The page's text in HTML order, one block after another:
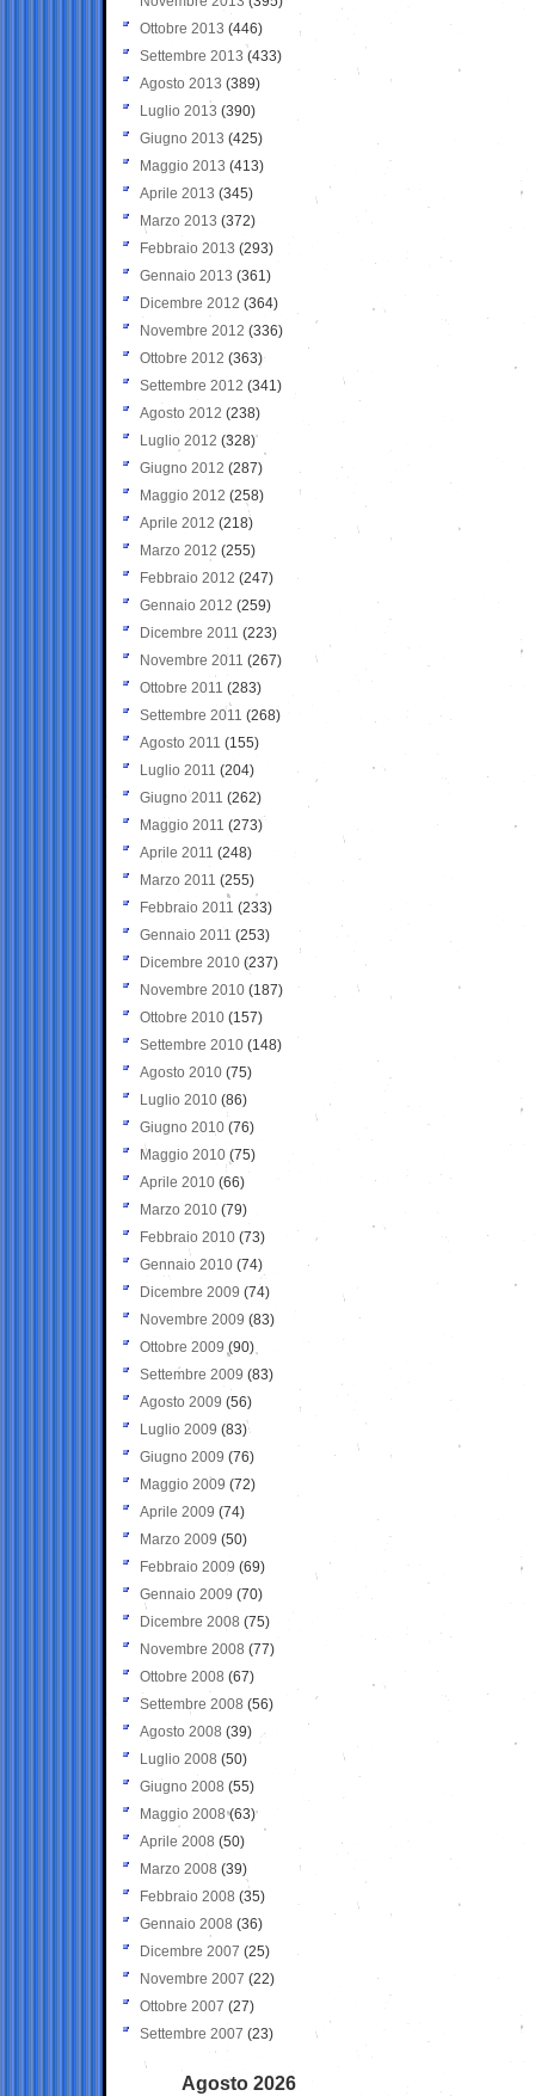
Ottobre 2013 (446)
Settembre 2013 (433)
Agosto 2013 (389)
Luglio 2013 (390)
Giugno 2013 (425)
Maggio 2013 (413)
Aprile 2013 (345)
Marzo 2013 (372)
Febbraio 2013 (293)
Gennaio 2013 (361)
Dicembre 2012 (364)
Novembre 2012 (336)
Ottobre 2012 (363)
Settembre 2012 (341)
Agosto 2012 (238)
Luglio 2012 (328)
Giugno 2012 (287)
Maggio 2012 (258)
Aprile 2012 (218)
Marzo 2012 (255)
Febbraio 2012 (247)
Gennaio 2012 (259)
Dicembre 2011 (223)
Novembre 2011 (267)
Ottobre 2011 (283)
Settembre 2011 (268)
Agosto 2011 (155)
Luglio 2011 (204)
Giugno 2011 (262)
Maggio 2011 (273)
Aprile 2011 (248)
Marzo 2011 (255)
Febbraio 2011 (233)
Gennaio 2011 (253)
Dicembre 2010 (237)
Novembre 2010 (187)
Ottobre 2010 (157)
Settembre 2010 (148)
Agosto 2010 (75)
Luglio 2010 (86)
Giugno 2010 (76)
Maggio 2010 (75)
Aprile 2010 (66)
Marzo 2010 (79)
Febbraio 2010 (73)
Gennaio 2010 (74)
Dicembre 2009 (74)
Novembre 2009 (83)
Ottobre 2009 (90)
Settembre 2009 (83)
Agosto 2009 (56)
Luglio 2009 (83)
Giugno 2009 (76)
Maggio 2009 (72)
Aprile 2009 (74)
Marzo 2009 (50)
Febbraio 2009 (69)
Gennaio 2009 (70)
Dicembre 2008 (75)
Novembre 2008 (77)
Ottobre 2008 (67)
Settembre 2008 (56)
Agosto 2008 (39)
Luglio 2008 (50)
Giugno 2008 (55)
Maggio 2008(63)
Aprile 2008 (50)
Marzo 2008 (39)
Febbraio 2008 (35)
Gennaio 2008 (36)
Dicembre 2007 (25)
Novembre 2007 (22)
Ottobre 2007 (27)
Settembre 2007 (23)
Agosto 2026